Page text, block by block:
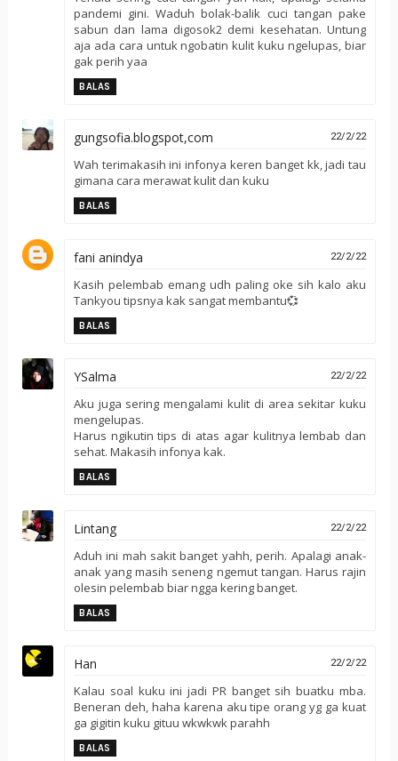
pandemi gini. Waduh bolak-balik cuci tangan pake
sabun dan lama digosok2 demi kesehatan. Untung
aja ada cara untuk ngobatin kulit kuku ngelupas, biar
gak perih yaa
BALAS
gungsofia.blogspot,com 22/2/22
Wah terimakasih ini infonya keren banget kk, jadi tau
gimana cara merawat kulit dan kuku
BALAS
fani anindya 22/2/22
Kasih pelembab emang udh paling oke sih kalo aku
Tankyou tipsnya kak sangat membantu💞
BALAS
YSalma 22/2/22
Aku juga sering mengalami kulit di area sekitar kuku
mengelupas.
Harus ngikutin tips di atas agar kulitnya lembab dan
sehat. Makasih infonya kak.
BALAS
Lintang 22/2/22
Aduh ini mah sakit banget yahh, perih. Apalagi anak-
anak yang masih seneng ngemut tangan. Harus rajin
olesin pelembab biar ngga kering banget.
BALAS
Han 22/2/22
Kalau soal kuku ini jadi PR banget sih buatku mba.
Beneran deh, haha karena aku tipe orang yg ga kuat
ga gigitin kuku gituu wkwkwk parahh
BALAS